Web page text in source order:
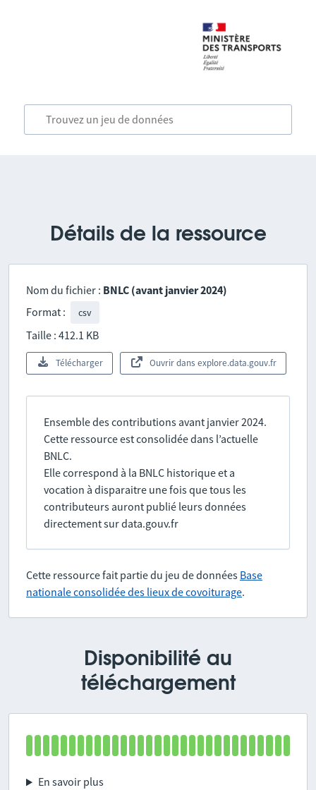
Détails de la ressource
Nom du fichier : BNLC (avant janvier 2024)
Format :
csv
Taille : 412.1 KB
Télécharger Ouvrir dans explore.data.gouv.fr
Ensemble des contributions avant janvier 2024.
Cette ressource est consolidée dans l’actuelle
BNLC.
Elle correspond à la BNLC historique et a
vocation à disparaitre une fois que tous les
contributeurs auront publié leurs données
directement sur data.gouv.fr
Cette ressource fait partie du jeu de données Base
nationale consolidée des lieux de covoiturage.
Disponibilité au
téléchargement
En savoir plus